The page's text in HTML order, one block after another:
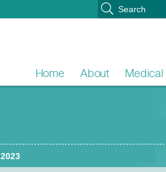
Home About Medical